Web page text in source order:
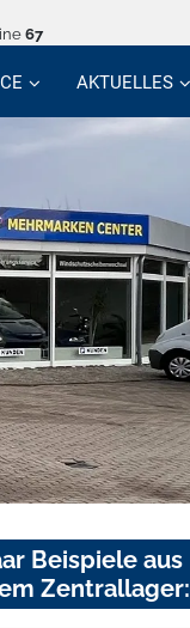
67
AKTUELLES
Beispiele aus
Zentrallager: